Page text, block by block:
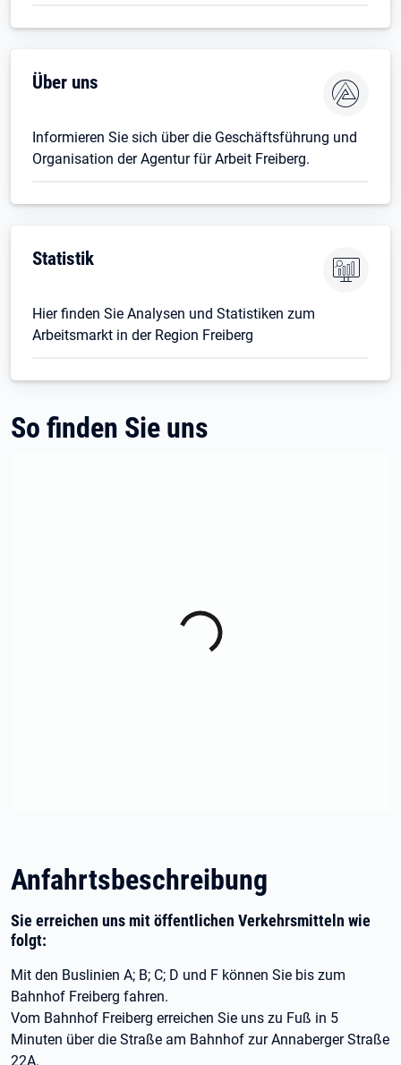
Über uns
Informieren Sie sich über die Geschäftsführung und
Organisation der Agentur für Arbeit Freiberg.
Öffnet in neuem Tab
Statistik
Hier finden Sie Analysen und Statistiken zum
Arbeitsmarkt in der Region Freiberg
So finden Sie uns
Anfahrtsbeschreibung
Sie erreichen uns mit öffentlichen Verkehrsmitteln wie
folgt:
Mit den Buslinien A; B; C; D und F können Sie bis zum
Bahnhof Freiberg fahren.
Vom Bahnhof Freiberg erreichen Sie uns zu Fuß in 5
Minuten über die Straße am Bahnhof zur Annaberger Straße
22A.